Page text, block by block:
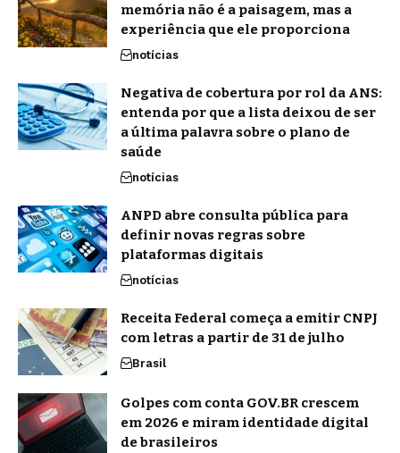
memória não é a paisagem, mas a
experiência que ele proporciona
notícias
Negativa de cobertura por rol da ANS:
entenda por que a lista deixou de ser
a última palavra sobre o plano de
saúde
notícias
ANPD abre consulta pública para
definir novas regras sobre
plataformas digitais
notícias
Receita Federal começa a emitir CNPJ
com letras a partir de 31 de julho
Brasil
Golpes com conta GOV.BR crescem
em 2026 e miram identidade digital
de brasileiros